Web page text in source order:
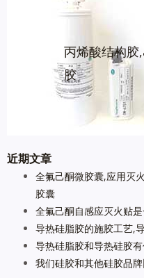
丙烯酸结构胶
胶
近期文章
全氟己酮微胶囊,应用灭
胶囊
全氟己酮自感应灭火贴
导热硅脂胶的施胶工艺,
导热硅脂胶和导热硅胶
我们硅胶和其他硅胶品